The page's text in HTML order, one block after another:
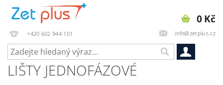
+420 602 944 101 info@zetplus.cz
0 Kč
LIŠTY JEDNOFÁZOVÉ